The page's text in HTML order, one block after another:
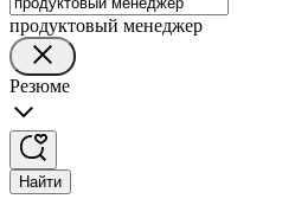
продуктовый менеджер
Резюме
Найти